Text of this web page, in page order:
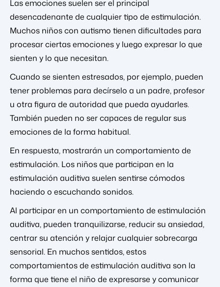
Las emociones suelen ser el principal
desencadenante de cualquier tipo de estimulación.
Muchos niños con autismo tienen dificultades para
procesar ciertas emociones y luego expresar lo que
sienten y lo que necesitan.
Cuando se sienten estresados, por ejemplo, pueden
tener problemas para decírselo a un padre, profesor
u otra figura de autoridad que pueda ayudarles.
También pueden no ser capaces de regular sus
emociones de la forma habitual.
En respuesta, mostrarán un comportamiento de
estimulación. Los niños que participan en la
estimulación auditiva suelen sentirse cómodos
haciendo o escuchando sonidos.
Al participar en un comportamiento de estimulación
auditiva, pueden tranquilizarse, reducir su ansiedad,
centrar su atención y relajar cualquier sobrecarga
sensorial. En muchos sentidos, estos
comportamientos de estimulación auditiva son la
forma que tiene el niño de expresarse y comunicar